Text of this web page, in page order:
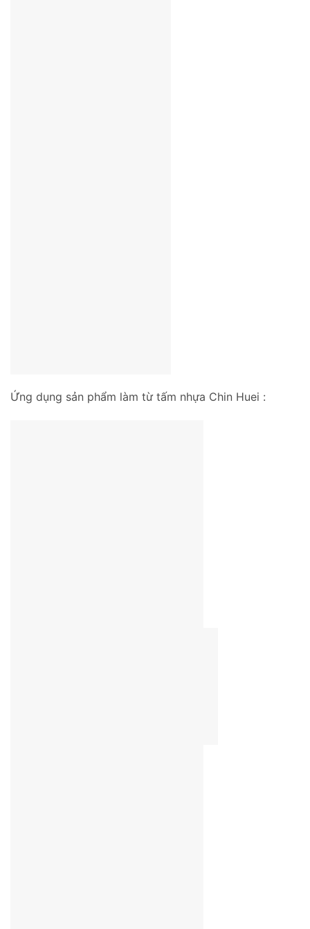
Ứng dụng sản phẩm làm từ tấm nhựa Chin Huei :